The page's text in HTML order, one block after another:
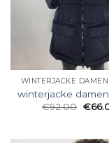
WINTERJACKE
winterjacke
€92.00 €